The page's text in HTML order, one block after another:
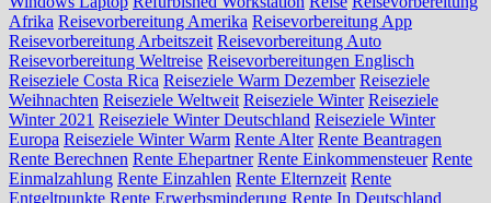
Afrika Reisevorbereitung Amerika Reisevorbereitung App
Reisevorbereitung Arbeitszeit Reisevorbereitung Auto
Reisevorbereitung Weltreise Reisevorbereitungen Englisch
Reiseziele Costa Rica Reiseziele Warm Dezember Reiseziele
Weihnachten Reiseziele Weltweit Reiseziele Winter Reiseziele
Winter 2021 Reiseziele Winter Deutschland Reiseziele Winter
Europa Reiseziele Winter Warm Rente Alter Rente Beantragen
Rente Berechnen Rente Ehepartner Rente Einkommensteuer Rente
Einmalzahlung Rente Einzahlen Rente Elternzeit Rente
Entgeltpunkte Rente Erwerbsminderung Rente In Deutschland